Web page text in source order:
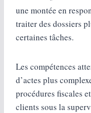
une montée en
traiter des dossiers
certaines tâches.
Les compétences
d’actes plus
procédures fiscales
clients sous la